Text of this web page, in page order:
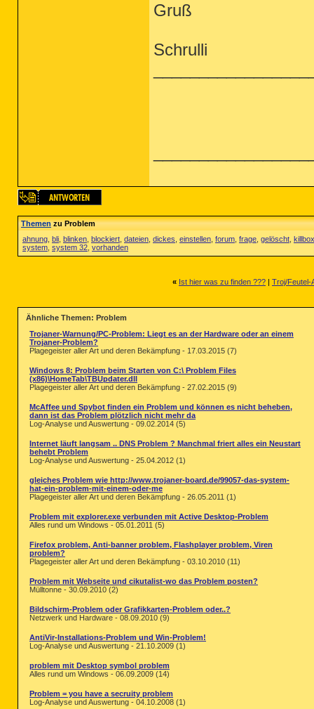
Gruß
Schrulli
Themenzu Problem
ahnung bli blinken blockiert dateien dickes einstellen forum frage gelöscht killbox
system system 32 vorhanden
« Ist hier was zu finden ??? | Troj/Feutel-
Ähnliche Themen: Problem
Trojaner-Warnung/PC-Problem: Liegt es an der Hardware oder an einem
Trojaner-Problem?
Plagegeister aller Art und deren Bekämpfung - 17.03.2015 (7)
Windows 8: Problem beim Starten von C:\ Problem Files
(x86)\HomeTab\TBUpdater.dll
Plagegeister aller Art und deren Bekämpfung - 27.02.2015 (9)
McAffee und Spybot finden ein Problem und können es nicht beheben,
dann ist das Problem plötzlich nicht mehr da
Log-Analyse und Auswertung - 09.02.2014 (5)
Internet läuft langsam .. DNS Problem ? Manchmal friert alles ein Neustart
behebt Problem
Log-Analyse und Auswertung - 25.04.2012 (1)
gleiches Problem wie http://www.trojaner-board.de/99057-das-system-
hat-ein-problem-mit-einem-oder-me
Plagegeister aller Art und deren Bekämpfung - 26.05.2011 (1)
Problem mit explorer.exe verbunden mit Active Desktop-Problem
Alles rund um Windows - 05.01.2011 (5)
Firefox problem, Anti-banner problem, Flashplayer problem, Viren
problem?
Plagegeister aller Art und deren Bekämpfung - 03.10.2010 (11)
Problem mit Webseite und cikutalist-wo das Problem posten?
Mülltonne - 30.09.2010 (2)
Bildschirm-Problem oder Grafikkarten-Problem oder..?
Netzwerk und Hardware - 08.09.2010 (9)
AntiVir-Installations-Problem und Win-Problem!
Log-Analyse und Auswertung - 21.10.2009 (1)
problem mit Desktop symbol problem
Alles rund um Windows - 06.09.2009 (14)
Problem = you have a secruity problem
Log-Analyse und Auswertung - 04.10.2008 (1)